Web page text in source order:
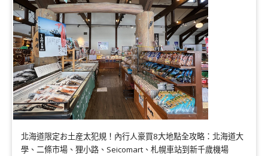
北海道限定お土産太犯規！內行人豪買8大地點全攻略：北海道大
學、二條市場、狸小路、Seicomart、札幌車站到新千歲機場